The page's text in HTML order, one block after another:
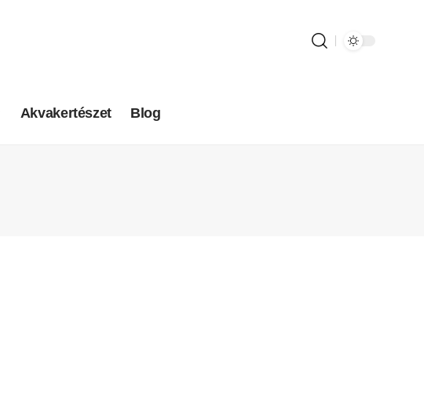
Akvakertészet Blog